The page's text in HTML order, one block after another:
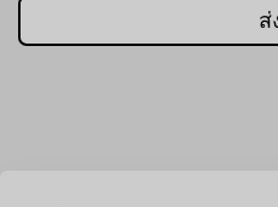
ส่